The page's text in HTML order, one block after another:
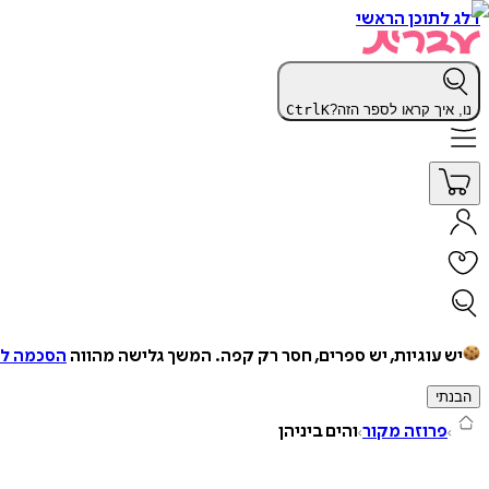
דלג לתוכן הראשי
נו, איך קראו לספר הזה? CtrlK
יש עוגיות, יש ספרים, חסר רק קפה. המשך גלישה מהווה הסכמה
הבנתי
פרוזה מקור והים ביניהן